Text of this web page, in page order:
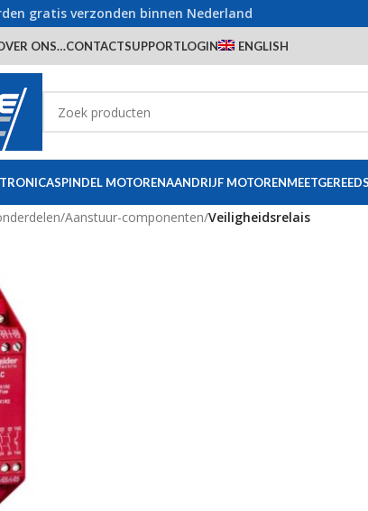
gratis verzonden binnen Nederland
ONS…CONTACTSUPPORTLOGIN ENGLISH
SPINDEL MOTORENAANDRIJF MOTOREN
/Aanstuur-componenten/Veiligheidsrelais